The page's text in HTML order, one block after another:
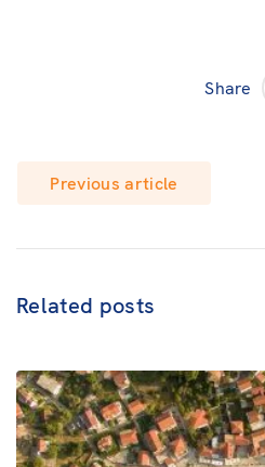
Share
Previous article
Related posts